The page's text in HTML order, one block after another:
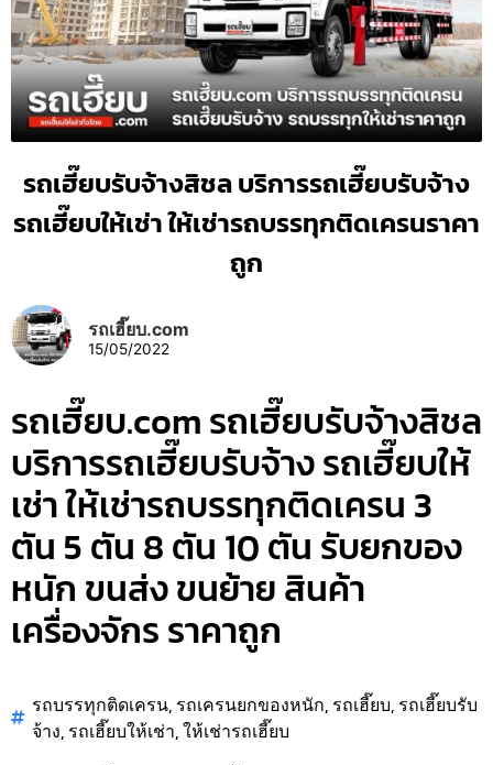
รถเฮี๊ยบรับจ้างสิชล บริการรถเฮี๊ยบรับจ้าง
รถเฮี๊ยบให้เช่า ให้เช่ารถบรรทุกติดเครนราคา
ถูก
รถเฮี๊ยบ.com
15/05/2022
รถเฮี๊ยบ.com รถเฮี๊ยบรับจ้างสิชล
บริการรถเฮี๊ยบรับจ้าง รถเฮี๊ยบให้
เช่า ให้เช่ารถบรรทุกติดเครน 3
ตัน 5 ตัน 8 ตัน 10 ตัน รับยกของ
หนัก ขนส่ง ขนย้าย สินค้า
เครื่องจักร ราคาถูก
รถบรรทุกติดเครน, รถเครนยกของหนัก, รถเฮี๊ยบ, รถเฮี๊ยบรับ
จ้าง, รถเฮี๊ยบให้เช่า,ให้เช่ารถเฮี๊ยบ